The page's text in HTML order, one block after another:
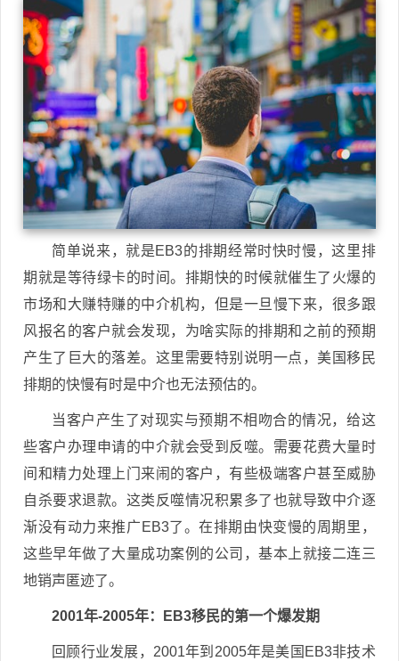
简单说来，就是EB3的排期经常时快时慢，这里排
期就是等待绿卡的时间。排期快的时候就催生了火爆的
市场和大赚特赚的中介机构，但是一旦慢下来，很多跟
风报名的客户就会发现，为啥实际的排期和之前的预期
产生了巨大的落差。这里需要特别说明一点，美国移民
排期的快慢有时是中介也无法预估的。
当客户产生了对现实与预期不相吻合的情况，给这
些客户办理申请的中介就会受到反噬。需要花费大量时
间和精力处理上门来闹的客户，有些极端客户甚至威胁
自杀要求退款。这类反噬情况积累多了也就导致中介逐
渐没有动力来推广EB3了。在排期由快变慢的周期里，
这些早年做了大量成功案例的公司，基本上就接二连三
地销声匿迹了。
2001年-2005年：EB3移民的第一个爆发期
回顾行业发展，2001年到2005年是美国EB3非技术